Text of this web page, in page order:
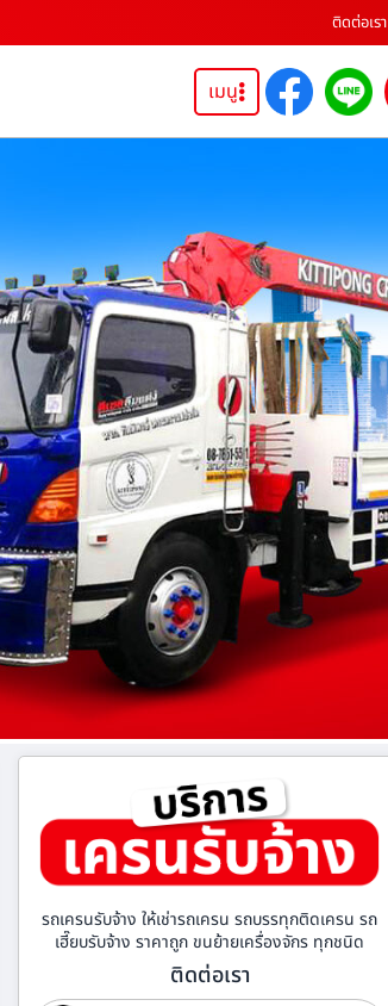
ติดต่อเรา
เมนู
รถเครนรับจ้าง ให้เช่ารถเครน รถบรรทุกติดเครน รถ
เฮี๊ยบรับจ้าง ราคาถูก ขนย้ายเครื่องจักร ทุกชนิด
ติดต่อเรา